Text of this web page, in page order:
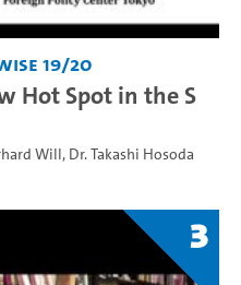
19/20
Hot Spot in the S
Will, Dr. Takashi Hosoda
3